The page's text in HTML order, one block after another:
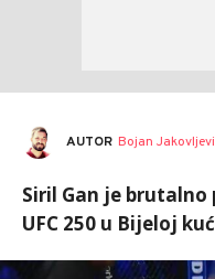
AUTOR Bojan
Siril Gan je brutalno
UFC 250 u Bijeloj